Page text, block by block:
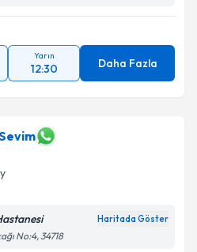
Yarın
12:30 Daha Fazla
Haritada Göster
No:4, 34718